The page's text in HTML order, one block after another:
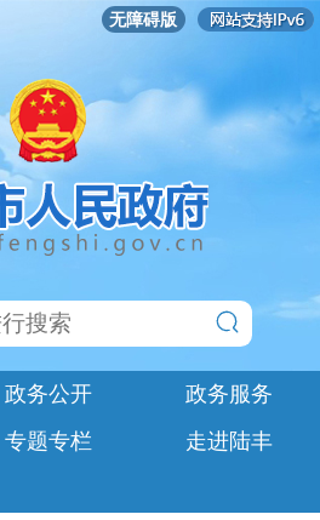
无障碍版
政务公开
政务服务
专题专栏
走进陆丰